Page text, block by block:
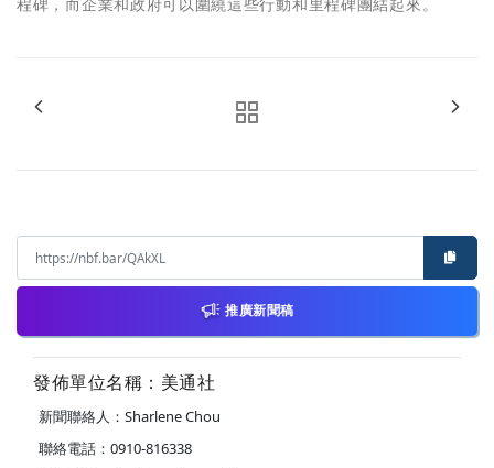
程碑，而企業和政府可以圍繞這些行動和里程碑團結起來。
推廣新聞稿
發佈單位名稱：美通社
新聞聯絡人：Sharlene Chou
聯絡電話：0910-816338